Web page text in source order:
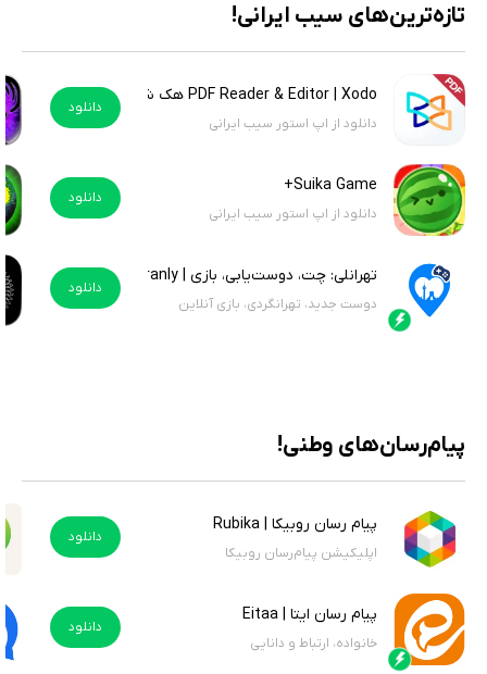
تازه‌ترین‌های سیب ایرانی!
PDF Reader & Editor | Xodo هک شده
دانلود از اپ استور سیب ایرانی
دانلود
Suika Game+
دانلود از اپ استور سیب ایرانی
دانلود
تهرانلی: چت، دوست‌یابی، بازی | Tehranly
دوست جدید، تهرانگردی، بازی آنلاین
دانلود
پیام‌رسان‌های وطنی!
پیام رسان روبیکا | Rubika
اپلیکیشن پیام‌رسان روبیکا
دانلود
پیام رسان ایتا | Eitaa
خانواده، ارتباط و دانایی
دانلود